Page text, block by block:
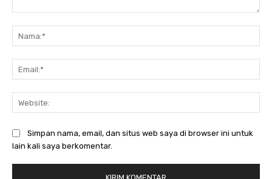
Simpan nama, email, dan situs web saya di browser ini untuk
lain kali saya berkomentar.